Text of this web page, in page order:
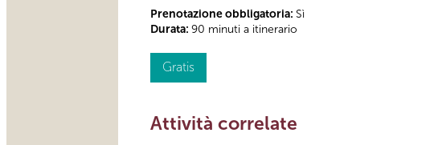
Prenotazione obbligatoria: Sì
Durata: 90 minuti a itinerario
Gratis
Attività correlate